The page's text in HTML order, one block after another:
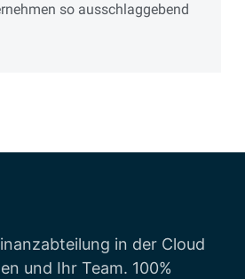
so ausschlaggebend
in der Cloud
und Ihr Team. 100%